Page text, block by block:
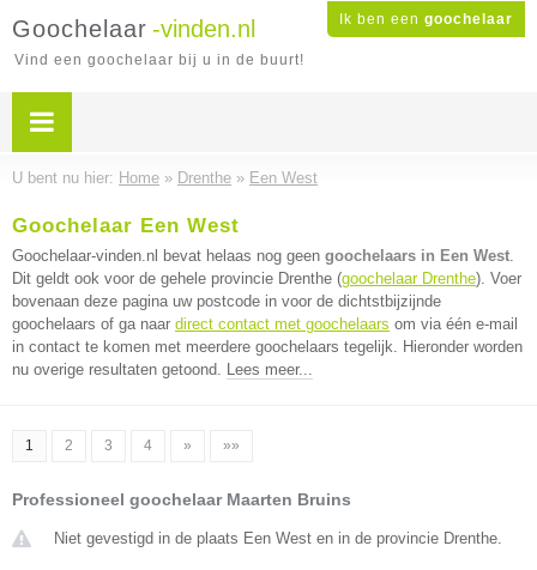
Ik ben een goochelaar
Goochelaar -vinden.nl
Vind een goochelaar bij u in de buurt!
U bent nu hier: Home » Drenthe » Een West
Goochelaar Een West
Goochelaar-vinden.nl bevat helaas nog geen goochelaars in Een West.
Dit geldt ook voor de gehele provincie Drenthe (goochelaar Drenthe). Voer
bovenaan deze pagina uw postcode in voor de dichtstbijzijnde
goochelaars of ga naar direct contact met goochelaars om via één e-mail
in contact te komen met meerdere goochelaars tegelijk. Hieronder worden
nu overige resultaten getoond. Lees meer...
1 2 3 4 » »»
Professioneel goochelaar Maarten Bruins
Niet gevestigd in de plaats Een West en in de provincie Drenthe.